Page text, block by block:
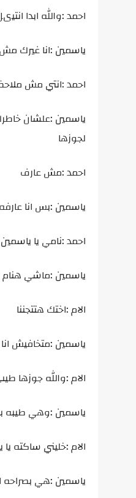
احمد :والله ابدا
ياسمين :انا غيرك
احمد :انتي مش
ياسمين :علشان
لجوزها
احمد :مش عارف
ياسمين :بس انا
احمد :نامي يا
ياسمين :ماشي هنام
الام :اختك هتتجننا
ياسمين :متخافيش
الام :والله جوزها
ياسمين :وهي طيبه
الام :خليني ساكته
ياسمين :هي بصراحه